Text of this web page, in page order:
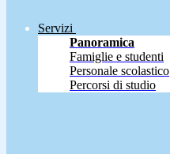
Servizi
Panoramica
Famiglie e studenti
Personale scolastico
Percorsi di studio